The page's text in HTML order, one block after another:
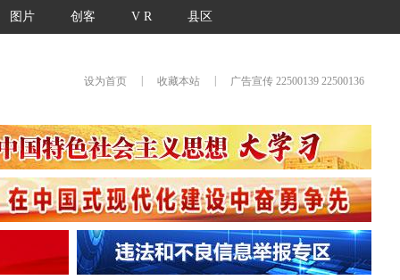
图片 创客 V R 县区
设为首页 收藏本站 广告宣传 22500139 22500136